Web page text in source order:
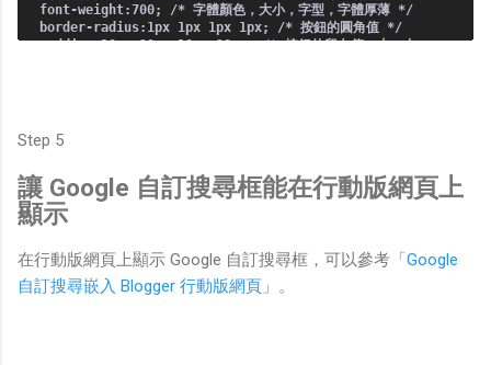
font-weight:700; /* 字體顏色，大小，字型，字體厚薄 */
border-radius:1px 1px 1px 1px; /* 按鈕的圓角值 */
padding:10px 20px 10px 20px; /* 按鈕的留白值，上、右、
影效果可至 http://www.css3maker.com/box-shadow.html 試
試想要的效果 */
*/
-webkit-transition:background 400ms; /* Chrome */
-moz-transition:background 400ms; /* Firefox */
果毫秒數 */
}
input:hover[type=button],input:hover[type=submit]{
Step 5
讓 Google 自訂搜尋框能在行動版網頁上
顯示
在行動版網頁上顯示 Google 自訂搜尋框，可以參考「 Google
自訂搜尋嵌入 Blogger 行動版網頁 」。